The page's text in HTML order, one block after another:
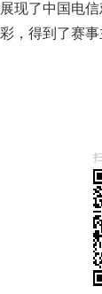
现了中国电
，得到了赛